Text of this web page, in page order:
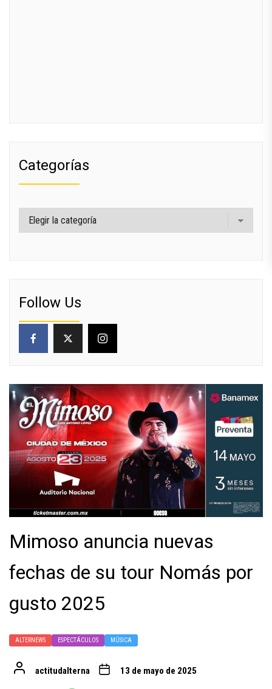
Mimoso anuncia nuevas
fechas de su tour Nomás por
gusto 2025
ALTERNEWS ESPECTÁCULOS MÚSICA
actitudalterna 13 de mayo de 2025
Categorías
Categorías
Follow Us